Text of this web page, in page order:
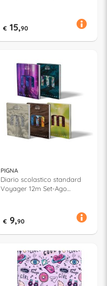
€ 15,90
PIGNA
Diario scolastico standard
Voyager 12m Set-Ago
€ 9,90